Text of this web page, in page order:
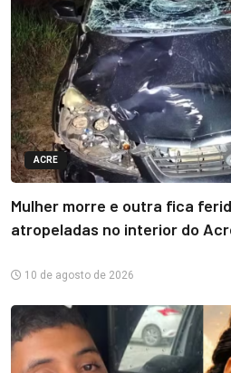
ACRE
Mulher morre e outra fica
atropeladas no interior do
10 de agosto de 2026